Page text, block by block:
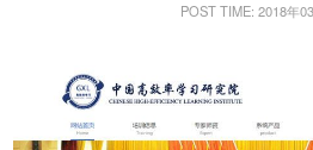
POST TIME: 2018年